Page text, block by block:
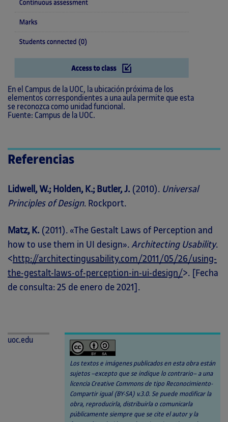
En el Campus de la UOC, la ubicación próxima de los
elementos correspondientes a una aula permite que esta
se reconozca como unidad funcional.
Fuente: Campus de la UOC.
Referencias
Lidwell, W.; Holden, K.; Butler, J.(2010). Universal
Principles of Design. Rockport.
Matz, K.(2011). «The Gestalt Laws of Perception and
how to use them in UI design». Architecting Usability.
< http://architectingusability.com/2011/05/26/using-
the-gestalt-laws-of-perception-in-ui-design/>. [Fecha
de consulta: 25 de enero de 2021].
uoc.edu
Los textos e imágenes publicados en esta obra están
sujetos –excepto que se indique lo contrario– a una
licencia Creative Commons de tipo Reconocimiento-
Compartir igual (BY-SA) v.3.0. Se puede modificar la
obra, reproducirla, distribuirla o comunicarla
públicamente siempre que se cite el autor y la